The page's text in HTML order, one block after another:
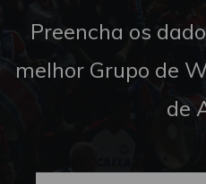
Preencha os
melhor Grupo de
de